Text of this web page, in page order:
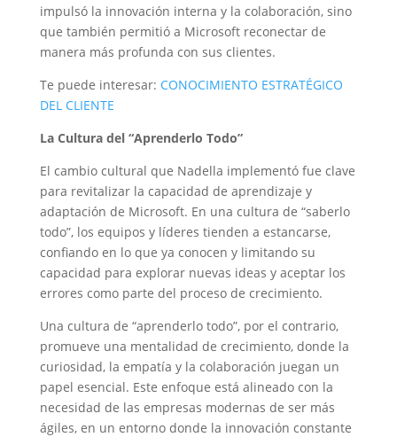
impulsó la innovación interna y la colaboración, sino
que también permitió a Microsoft reconectar de
manera más profunda con sus clientes.
Te puede interesar: CONOCIMIENTO ESTRATÉGICO
DEL CLIENTE
La Cultura del “Aprenderlo Todo”
El cambio cultural que Nadella implementó fue clave
para revitalizar la capacidad de aprendizaje y
adaptación de Microsoft. En una cultura de “saberlo
todo”, los equipos y líderes tienden a estancarse,
confiando en lo que ya conocen y limitando su
capacidad para explorar nuevas ideas y aceptar los
errores como parte del proceso de crecimiento.
Una cultura de “aprenderlo todo”, por el contrario,
promueve una mentalidad de crecimiento, donde la
curiosidad, la empatía y la colaboración juegan un
papel esencial. Este enfoque está alineado con la
necesidad de las empresas modernas de ser más
ágiles, en un entorno donde la innovación constante